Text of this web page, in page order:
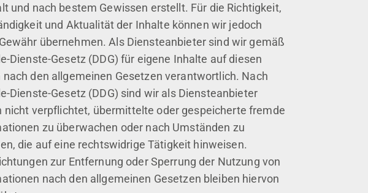
und nach bestem Gewissen erstellt. Für die Richtigkeit,
und Aktualität der Inhalte können wir jedoch
übernehmen. Als Diensteanbieter sind wir gemäß
Dienste-Gesetz (DDG) für eigene Inhalte auf diesen
nach den allgemeinen Gesetzen verantwortlich. Nach
Dienste-Gesetz (DDG) sind wir als Diensteanbieter
nicht verpflichtet, übermittelte oder gespeicherte fremde
zu überwachen oder nach Umständen zu
die auf eine rechtswidrige Tätigkeit hinweisen.
zur Entfernung oder Sperrung der Nutzung von
nach den allgemeinen Gesetzen bleiben hiervon